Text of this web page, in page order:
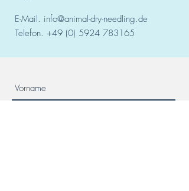
E-Mail. info@animal-dry-needling.de
Telefon. +49 (0) 5924 783165